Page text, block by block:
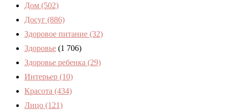
Дом (502)
Досуг (886)
Здоровое питание (32)
Здоровье (1 706)
Здоровье ребенка (29)
Интерьер (10)
Красота (434)
Лицо (121)